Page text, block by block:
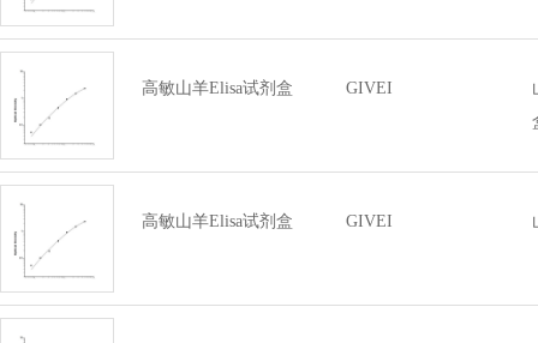
高敏山羊Elisa试剂盒 GIVEI
高敏山羊Elisa试剂盒 GIVEI